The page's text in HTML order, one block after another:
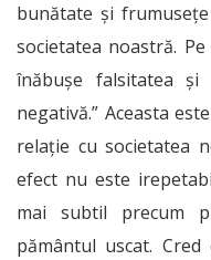
bunătate și
societatea noastră.
înăbușe falsitatea
negativă.” Aceasta
relație cu societatea
efect nu este
mai subtil precum
pământul uscat.